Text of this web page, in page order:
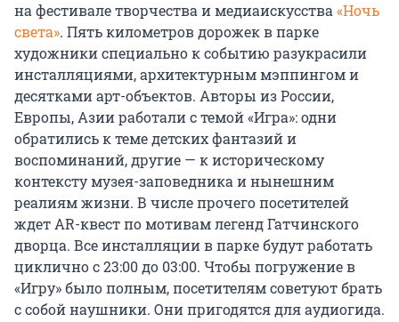
на фестивале творчества и медиаискусства«Ночь
света». Пять километров дорожек в парке
художники специально к событию разукрасили
инсталляциями, архитектурным мэппингом и
десятками арт-объектов. Авторы из России,
Европы, Азии работали с темой «Игра»: одни
обратились к теме детских фантазий и
воспоминаний, другие — к историческому
контексту музея-заповедника и нынешним
реалиям жизни. В числе прочего посетителей
ждет AR-квест по мотивам легенд Гатчинского
дворца. Все инсталляции в парке будут работать
циклично с 23:00 до 03:00. Чтобы погружение в
«Игру» было полным, посетителям советуют брать
с собой наушники. Они пригодятся для аудиогида.